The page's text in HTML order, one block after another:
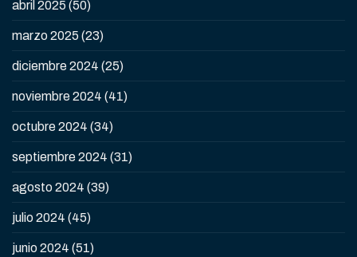
abril 2025 (50)
marzo 2025 (23)
diciembre 2024 (25)
noviembre 2024 (41)
octubre 2024 (34)
septiembre 2024 (31)
agosto 2024 (39)
julio 2024 (45)
junio 2024 (51)